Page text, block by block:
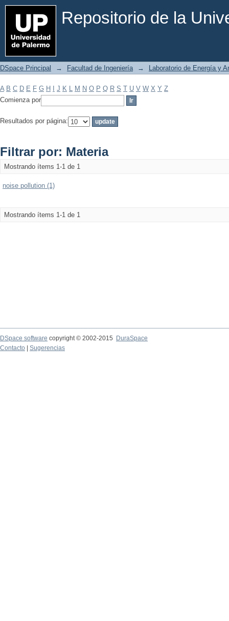
Repositorio de la
Filtrar por: Materia
DSpace Principal → Facultad de Ingeniería → Laboratorio de Energía y
A B C D E F G H J K L M N O P Q R S T U V W X Y Z
Comienza por
Resultados por página:
Filtrar por: Materia
Mostrando ítems 1-1 de 1
noise pollution (1)
Mostrando ítems 1-1 de 1
DSpace software copyright © 2002-2015
DuraSpace
Contacto
Sugerencias